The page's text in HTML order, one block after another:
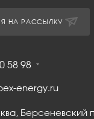
НА РАССЫЛКУ
58 98
energy.ru
Берсеневский